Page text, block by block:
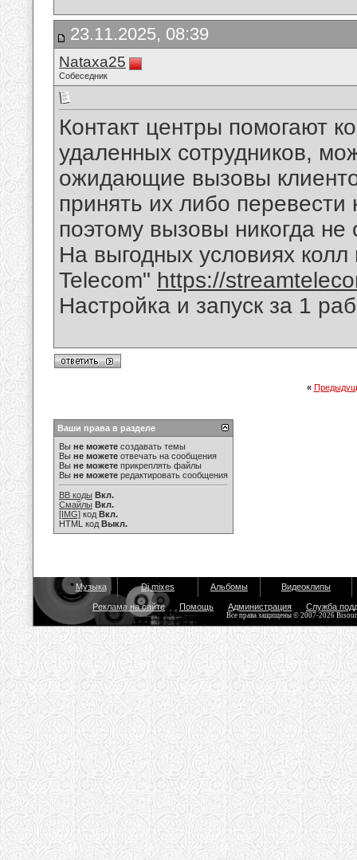
23.11.2025, 08:39
Nataxa25
Собеседник
Контакт центры помогают
удаленных сотрудников,
ожидающие вызовы
принять их либо
поэтому вызовы никогда не
На выгодных условиях колл
Telecom" https://
Настройка и запуск за 1
«
Ваши права в разделе
Вы не можете создавать темы
Вы не можете отвечать на сообщения
Вы не можете прикреплять файлы
Вы не можете редактировать сообщения
BB коды Вкл.
Смайлы Вкл.
[IMG] код Вкл.
HTML код Выкл.
Музыка Dj mixes Альбомы Видеоклипы
Реклама на сайте Помощь Администрация Служба
Все права защищены © 2007-2026